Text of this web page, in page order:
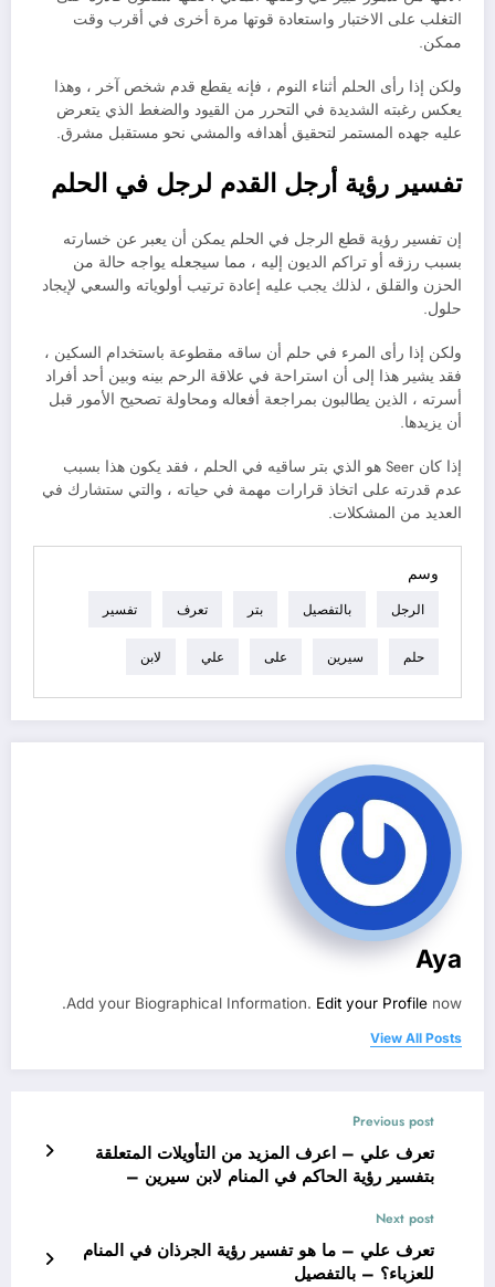
التغلب على الاختبار واستعادة قوتها مرة أخرى في أقرب وقت
ممكن.
ولكن إذا رأى الحلم أثناء النوم ، فإنه يقطع قدم شخص آخر ، وهذا
يعكس رغبته الشديدة في التحرر من القيود والضغط الذي يتعرض
عليه جهده المستمر لتحقيق أهدافه والمشي نحو مستقبل مشرق.
تفسير رؤية أرجل القدم لرجل في الحلم
إن تفسير رؤية قطع الرجل في الحلم يمكن أن يعبر عن خسارته
بسبب رزقه أو تراكم الديون إليه ، مما سيجعله يواجه حالة من
الحزن والقلق ، لذلك يجب عليه إعادة ترتيب أولوياته والسعي لإيجاد
حلول.
ولكن إذا رأى المرء في حلم أن ساقه مقطوعة باستخدام السكين ،
فقد يشير هذا إلى أن استراحة في علاقة الرحم بينه وبين أحد أفراد
أسرته ، الذين يطالبون بمراجعة أفعاله ومحاولة تصحيح الأمور قبل
أن يزيدها.
إذا كان Seer هو الذي بتر ساقيه في الحلم ، فقد يكون هذا بسبب
عدم قدرته على اتخاذ قرارات مهمة في حياته ، والتي ستشارك في
العديد من المشكلات.
وسم
الرجل بالتفصيل بتر تعرف تفسير
حلم سيرين على علي لابن
Aya
Add your Biographical Information. Edit your Profile now.
View All Posts
Previous post
تعرف علي – اعرف المزيد من التأويلات المتعلقة
بتفسير رؤية الحاكم في المنام لابن سيرين –
Next post
تعرف علي – ما هو تفسير رؤية الجرذان في المنام
للعزباء؟ – بالتفصيل